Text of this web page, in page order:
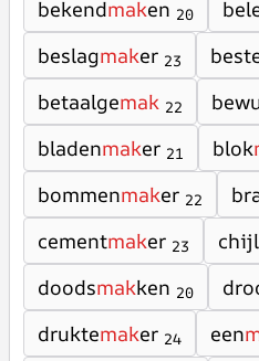
bekendmaken 20
beslagmaker 23
betaalgemak 22
bladenmaker 21 blok
bommenmaker 22
cementmaker 23 chijl
doodsmakken 20
druktemaker 24 een